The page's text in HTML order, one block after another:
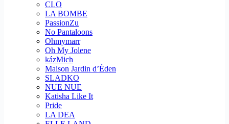
CLO
LA BOMBE
PassionZu
No Pantaloons
Ohmymarr
Oh My Jolene
kázMich
Maison Jardin d’Éden
SLADKO
NUE NUE
Katisha Like It
Pride
LA DEA